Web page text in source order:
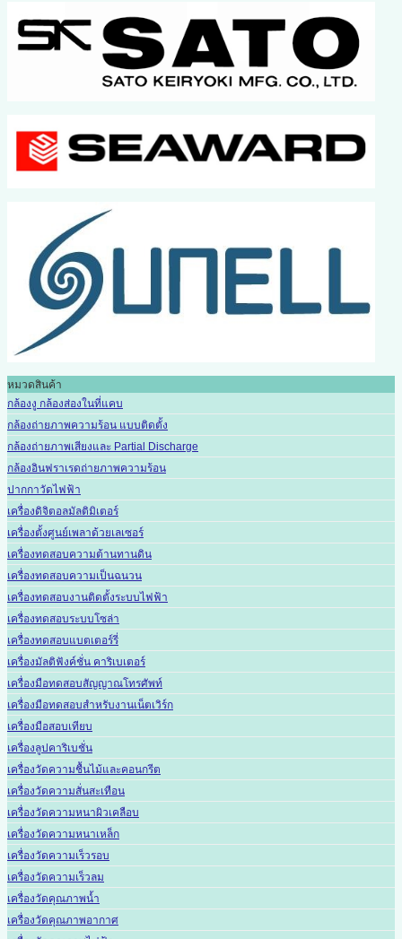
หมวดสินค้า
กล้องงู กล้องส่องในที่แคบ
กล้องถ่ายภาพความร้อน แบบติดตั้ง
กล้องถ่ายภาพเสียงและ Partial Discharge
กล้องอินฟราเรดถ่ายภาพความร้อน
ปากกาวัดไฟฟ้า
เครื่องดิจิตอลมัลติมิเตอร์
เครื่องตั้งศูนย์เพลาด้วยเลเซอร์
เครื่องทดสอบความต้านทานดิน
เครื่องทดสอบความเป็นฉนวน
เครื่องทดสอบงานติดตั้งระบบไฟฟ้า
เครื่องทดสอบระบบโซล่า
เครื่องทดสอบแบตเตอร์รี่
เครื่องมัลติฟังค์ชั่น คาริเบเตอร์
เครื่องมือทดสอบสัญญาณโทรศัพท์
เครื่องมือทดสอบสำหรับงานเน็ตเวิร์ก
เครื่องมือสอบเทียบ
เครื่องลูปคาริเบชั่น
เครื่องวัดความชื้นไม้และคอนกรีต
เครื่องวัดความสั่นสะเทือน
เครื่องวัดความหนาผิวเคลือบ
เครื่องวัดความหนาเหล็ก
เครื่องวัดความเร็วรอบ
เครื่องวัดความเร็วลม
เครื่องวัดคุณภาพน้ำ
เครื่องวัดคุณภาพอากาศ